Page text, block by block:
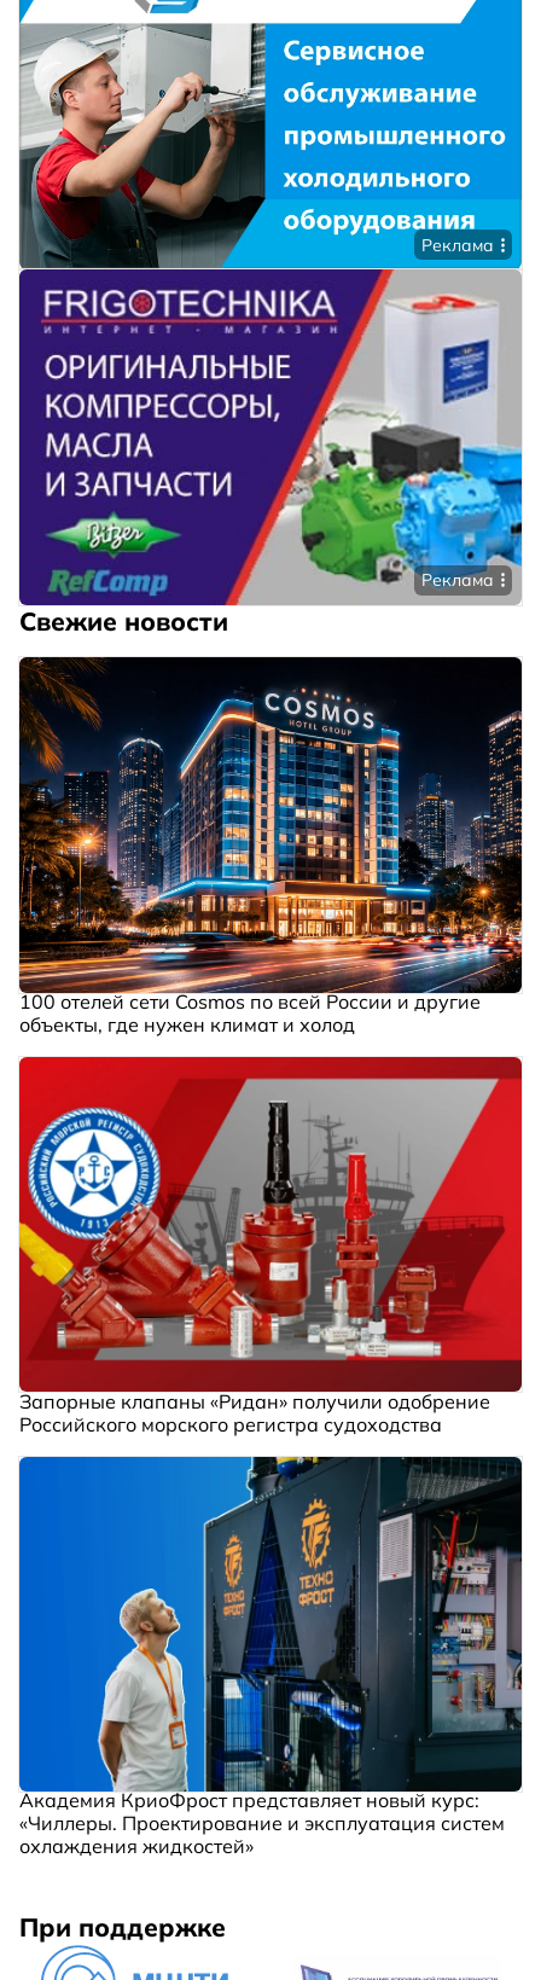
Реклама
Реклама
Свежие новости
100 отелей сети Cosmos по всей России и другие
объекты, где нужен климат и холод
Запорные клапаны «Ридан» получили одобрение
Российского морского регистра судоходства
Академия КриоФрост представляет новый курс:
«Чиллеры. Проектирование и эксплуатация систем
охлаждения жидкостей»
При поддержке